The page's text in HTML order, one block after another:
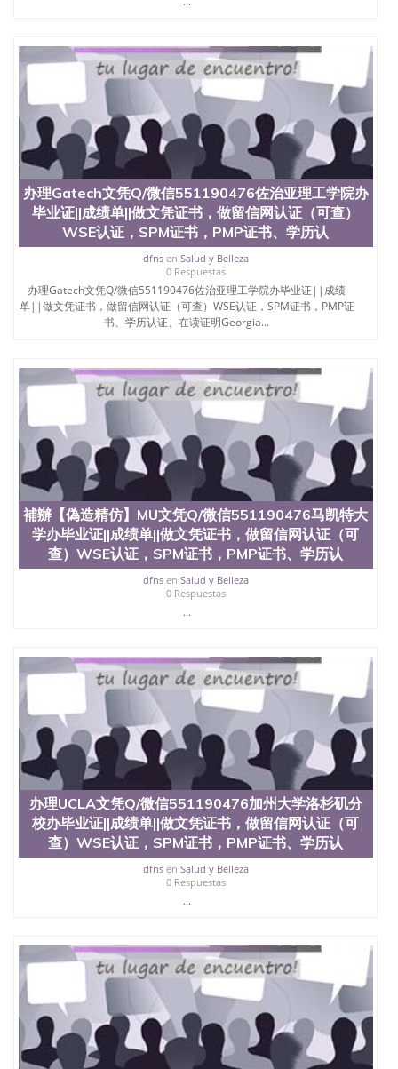
办理Gatech文凭Q/微信551190476佐治亚理工学院办
毕业证||成绩单||做文凭证书，做留信网认证（可查）
WSE认证，SPM证书，PMP证书、学历认
dfnsen Salud y Belleza
0 Respuestas
办理Gatech文凭Q/微信551190476佐治亚理工学院办毕业证||成绩
单||做文凭证书，做留信网认证（可查）WSE认证，SPM证书，PMP证
书、学历认证、在读证明Georgia...
補辦【偽造精仿】MU文凭Q/微信551190476马凯特大
学办毕业证||成绩单||做文凭证书，做留信网认证（可
查）WSE认证，SPM证书，PMP证书、学历认
dfnsen Salud y Belleza
0 Respuestas
...
办理UCLA文凭Q/微信551190476加州大学洛杉矶分
校办毕业证||成绩单||做文凭证书，做留信网认证（可
查）WSE认证，SPM证书，PMP证书、学历认
dfnsen Salud y Belleza
0 Respuestas
...